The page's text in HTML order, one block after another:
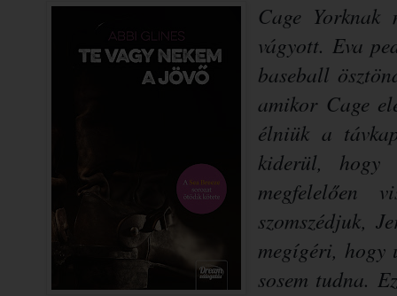
Cage Yorknak
vágyott. Eva
baseball
amikor Cage
élniük a
kiderül, hogy
megfelelően
szomszédjuk,
megígéri, hogy
sosem tudna.